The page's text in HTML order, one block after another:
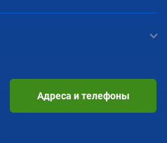
Адреса и телефоны